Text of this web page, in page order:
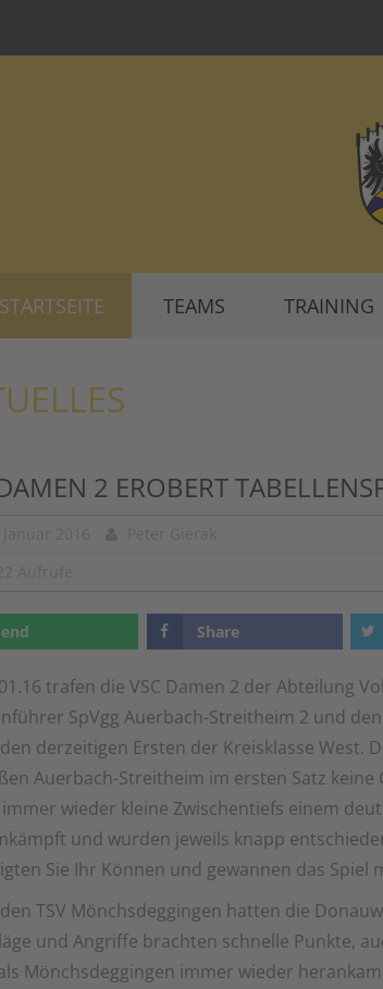
STARTSEITE TEAMS TRAINING
2 EROBERT
Share
trafen die VSC Damen 2 der Abteilung
SpVgg Auerbach-Streitheim 2 und
derzeitigen Ersten der Kreisklasse
Auerbach-Streitheim im ersten Satz
wieder kleine Zwischentiefs einem
und wurden jeweils knapp
Sie Ihr Können und gewannen das Spiel
TSV Mönchsdeggingen hatten die
und Angriffe brachten schnelle Punkte,
Mönchsdeggingen immer wieder